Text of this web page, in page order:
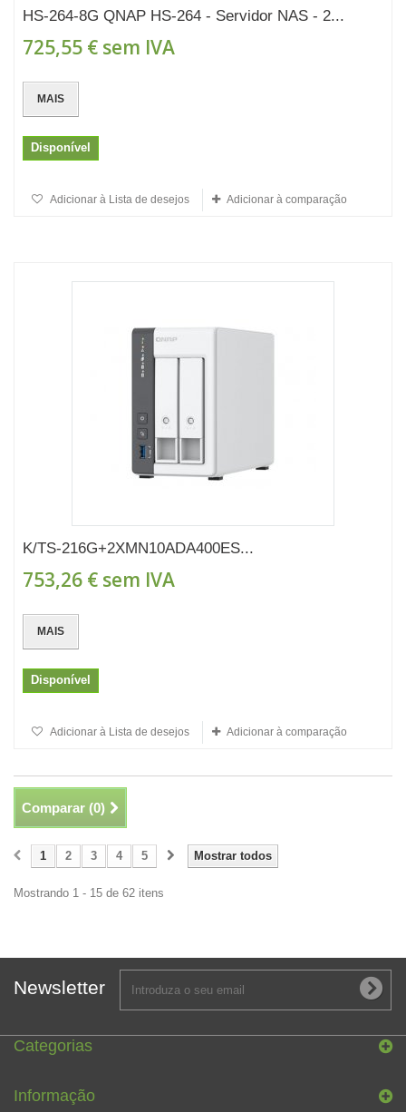
HS-264-8G QNAP HS-264 - Servidor NAS - 2...
725,55 € sem IVA
MAIS
Disponível
Adicionar à Lista de desejos Adicionar à comparação
K/TS-216G+2XMN10ADA400ES...
753,26 € sem IVA
MAIS
Disponível
Adicionar à Lista de desejos Adicionar à comparação
Comparar (0)
Mostrar todos
1 2 3 4 5
Mostrando 1 - 15 de 62 itens
Newsletter
Categorias
Informação